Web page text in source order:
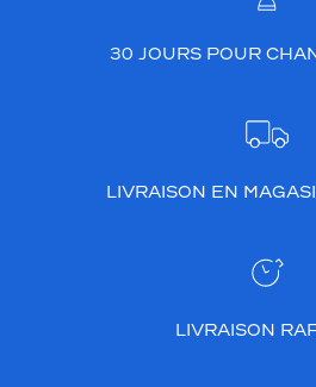
30 JOURS POUR
LIVRAISON EN
LIVRAISON